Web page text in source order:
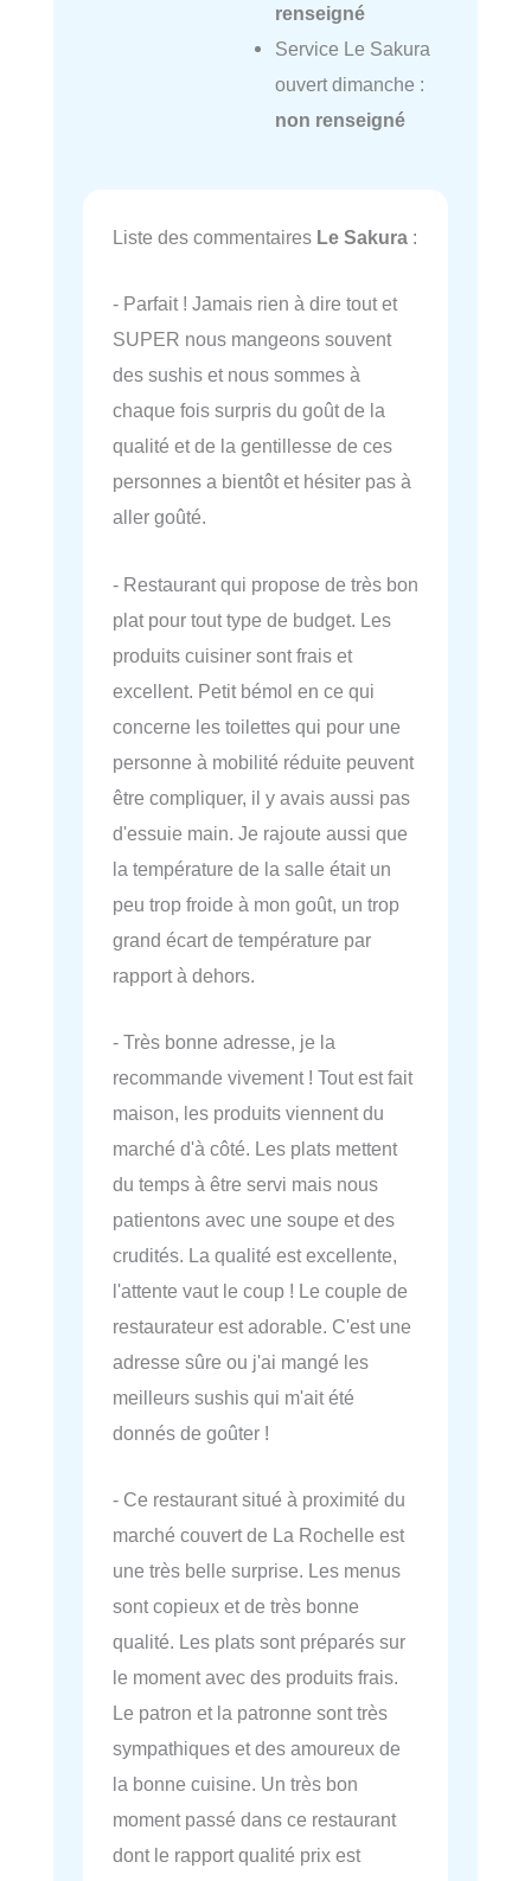
renseigné
Service Le Sakura
ouvert dimanche :
non renseigné
Liste des commentaires Le Sakura :
- Parfait ! Jamais rien à dire tout et
SUPER nous mangeons souvent
des sushis et nous sommes à
chaque fois surpris du goût de la
qualité et de la gentillesse de ces
personnes a bientôt et hésiter pas à
aller goûté.
- Restaurant qui propose de très bon
plat pour tout type de budget. Les
produits cuisiner sont frais et
excellent. Petit bémol en ce qui
concerne les toilettes qui pour une
personne à mobilité réduite peuvent
être compliquer, il y avais aussi pas
d'essuie main. Je rajoute aussi que
la température de la salle était un
peu trop froide à mon goût, un trop
grand écart de température par
rapport à dehors.
- Très bonne adresse, je la
recommande vivement ! Tout est fait
maison, les produits viennent du
marché d'à côté. Les plats mettent
du temps à être servi mais nous
patientons avec une soupe et des
crudités. La qualité est excellente,
l'attente vaut le coup ! Le couple de
restaurateur est adorable. C'est une
adresse sûre ou j'ai mangé les
meilleurs sushis qui m'ait été
donnés de goûter !
- Ce restaurant situé à proximité du
marché couvert de La Rochelle est
une très belle surprise. Les menus
sont copieux et de très bonne
qualité. Les plats sont préparés sur
le moment avec des produits frais.
Le patron et la patronne sont très
sympathiques et des amoureux de
la bonne cuisine. Un très bon
moment passé dans ce restaurant
dont le rapport qualité prix est